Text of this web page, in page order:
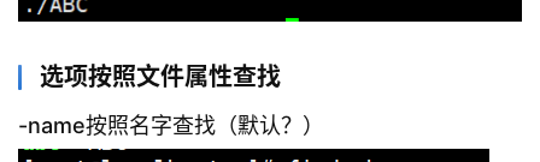
选项按照文件属性查找
-name按照名字查找（默认？）